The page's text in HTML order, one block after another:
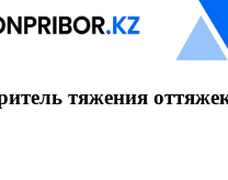
тяжения